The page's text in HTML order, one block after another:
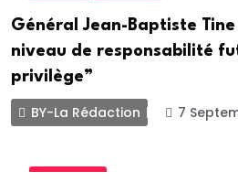
Général Jean-Baptiste
niveau de responsabilité
privilège”
BY-La Rédaction 7